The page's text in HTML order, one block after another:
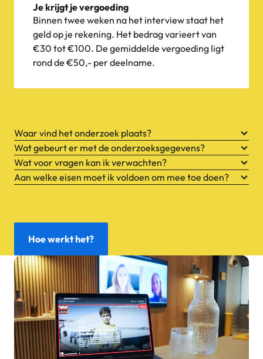
Je krijgt je vergoeding
Binnen twee weken na het interview staat het
geld op je rekening. Het bedrag varieert van
€30 tot €100. De gemiddelde vergoeding ligt
rond de €50,- per deelname.
Waar vind het onderzoek plaats?
Wat gebeurt er met de onderzoeksgegevens?
Wat voor vragen kan ik verwachten?
Aan welke eisen moet ik voldoen om mee toe doen?
Hoe werkt het?